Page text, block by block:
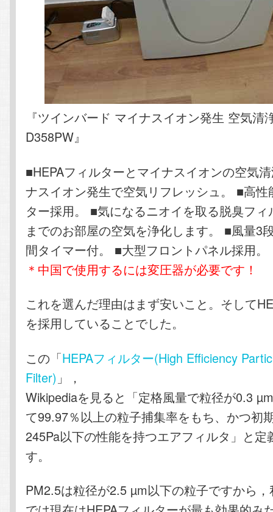
『ツインバード マイナスイオン発生 空気清
D358PW』
■HEPAフィルターとマイナスイオンの空気
ナスイオン発生で空気リフレッシュ。 ■高性
ター採用。 ■気になるニオイを取る脱臭フ
までのお部屋の空気を浄化します。 ■風量3
間タイマー付。 ■大型フロントパネル採用。
＊中国で使用するには変圧器が必要です！
これを選んだ理由はまず安いこと。そして
を採用していることでした。
この「HEPAフィルター(High Efficiency
Filter) 」，
Wikipediaを見ると「定格風量で粒径が0.3
て99.97％以上の粒子捕集率をもち、かつ初
245Pa以下の性能を持つエアフィルタ」と定
す。
PM2.5は粒径が2.5 µm以下の粒子ですから